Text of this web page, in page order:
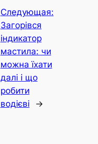
Следующая:
Загорівся
індикатор
мастила: чи
можна їхати
далі і що
робити
водієві
→